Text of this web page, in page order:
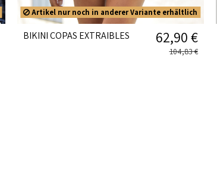
Artikel nur noch in anderer Variante erhältlich
BIKINI COPAS EXTRAIBLES 62,90 €
104,83 €